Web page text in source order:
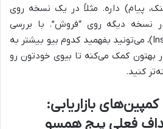
پیام) داره. مثلاً در یک نسخه روی
نسخه دیگه روی “فروش”. با بررسی
آمارهای اینستاگرام (Insights)، می‌تونید بفهمید کدوم بیو بیشتر به
بهتون کمک می‌کنه تا بیوی خودتون رو
کنید.
بازاریابی:
فعلی پیج همسو